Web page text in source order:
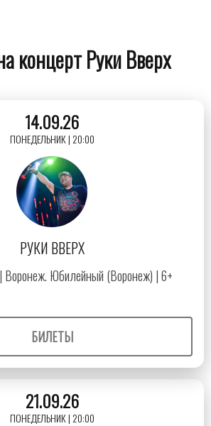
концерт Руки Вверх
14.09.26
ПОНЕДЕЛЬНИК | 20:00
РУКИ ВВЕРХ
Воронеж. Юбилейный (Воронеж) | 6+
БИЛЕТЫ
21.09.26
ПОНЕДЕЛЬНИК | 20:00